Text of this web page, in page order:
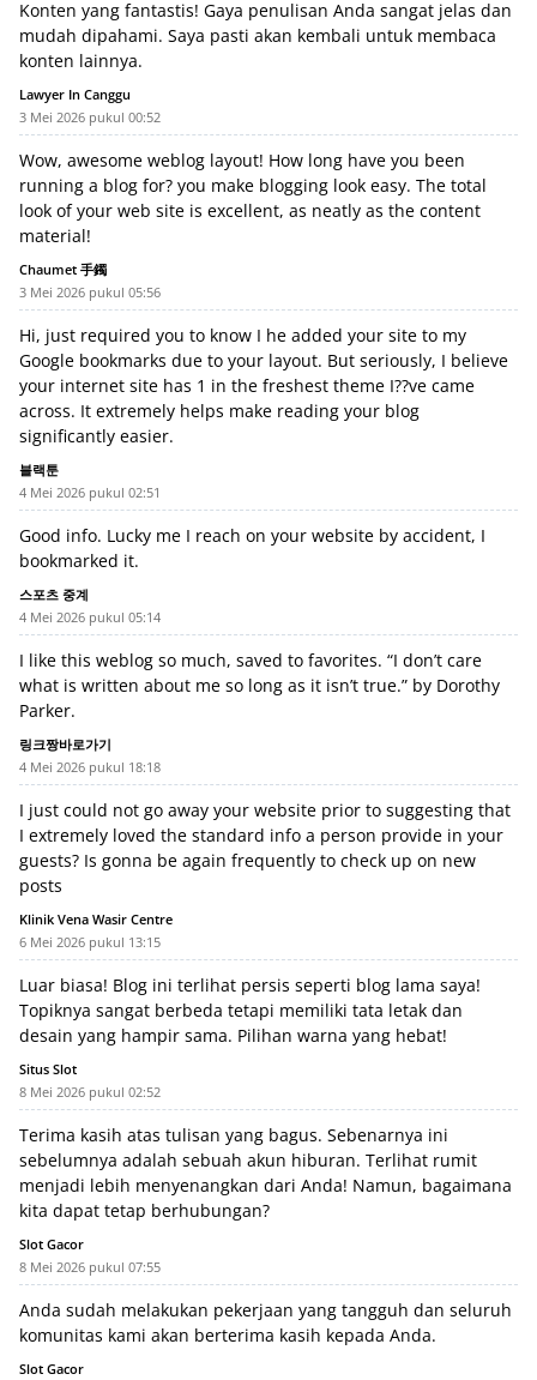
Konten yang fantastis! Gaya penulisan Anda sangat jelas dan
mudah dipahami. Saya pasti akan kembali untuk membaca
konten lainnya.
Lawyer In Canggu
3 Mei 2026 pukul 00:52
Wow, awesome weblog layout! How long have you been
running a blog for? you make blogging look easy. The total
look of your web site is excellent, as neatly as the content
material!
Chaumet 手鐲
3 Mei 2026 pukul 05:56
Hi, just required you to know I he added your site to my
Google bookmarks due to your layout. But seriously, I believe
your internet site has 1 in the freshest theme I??ve came
across. It extremely helps make reading your blog
significantly easier.
블랙툰
4 Mei 2026 pukul 02:51
Good info. Lucky me I reach on your website by accident, I
bookmarked it.
스포츠 중계
4 Mei 2026 pukul 05:14
I like this weblog so much, saved to favorites. “I don’t care
what is written about me so long as it isn’t true.” by Dorothy
Parker.
링크짱바로가기
4 Mei 2026 pukul 18:18
I just could not go away your website prior to suggesting that
I extremely loved the standard info a person provide in your
guests? Is gonna be again frequently to check up on new
posts
Klinik Vena Wasir Centre
6 Mei 2026 pukul 13:15
Luar biasa! Blog ini terlihat persis seperti blog lama saya!
Topiknya sangat berbeda tetapi memiliki tata letak dan
desain yang hampir sama. Pilihan warna yang hebat!
Situs Slot
8 Mei 2026 pukul 02:52
Terima kasih atas tulisan yang bagus. Sebenarnya ini
sebelumnya adalah sebuah akun hiburan. Terlihat rumit
menjadi lebih menyenangkan dari Anda! Namun, bagaimana
kita dapat tetap berhubungan?
Slot Gacor
8 Mei 2026 pukul 07:55
Anda sudah melakukan pekerjaan yang tangguh dan seluruh
komunitas kami akan berterima kasih kepada Anda.
Slot Gacor